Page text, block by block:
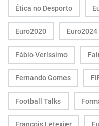
Ética no Desporto
Euro2020 Euro2024
Fábio Veríssimo
Fernando Gomes
Football Talks